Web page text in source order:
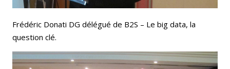
Frédéric Donati DG délégué de B2S – Le big data, la
question clé.